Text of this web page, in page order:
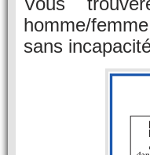
homme/
sans